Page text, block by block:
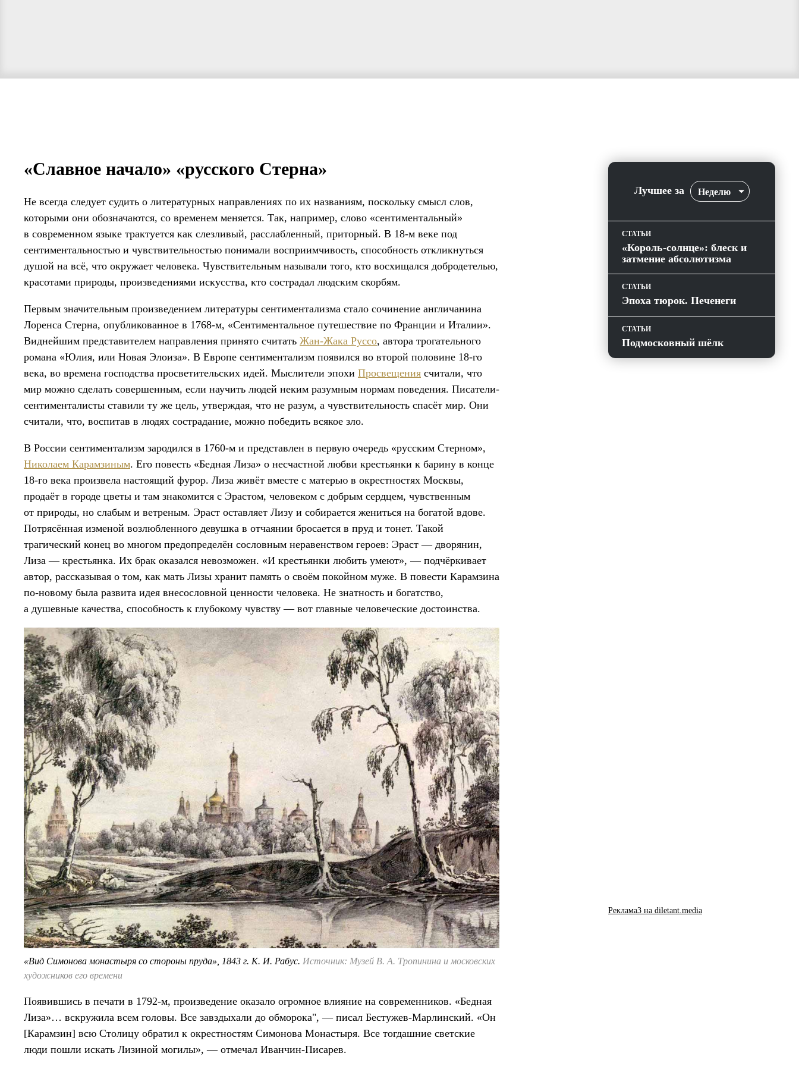
«Славное начало» «русского Стерна»
Не всегда следует судить о литературных направлениях по их названиям, поскольку смысл слов,
которыми они обозначаются, со временем меняется. Так, например, слово «сентиментальный»
в современном языке трактуется как слезливый, расслабленный, приторный. В 18-м веке под
сентиментальностью и чувствительностью понимали восприимчивость, способность откликнуться
душой на всё, что окружает человека. Чувствительным называли того, кто восхищался добродетелью,
красотами природы, произведениями искусства, кто сострадал людским скорбям.
Первым значительным произведением литературы сентиментализма стало сочинение англичанина
Лоренса Стерна, опубликованное в 1768-м, «Сентиментальное путешествие по Франции и Италии».
Виднейшим представителем направления принято считать Жан-Жака Руссо, автора трогательного
романа «Юлия, или Новая Элоиза». В Европе сентиментализм появился во второй половине 18-го
века, во времена господства просветительских идей. Мыслители эпохи Просвещения считали, что
мир можно сделать совершенным, если научить людей неким разумным нормам поведения. Писатели-
сентименталисты ставили ту же цель, утверждая, что не разум, а чувствительность спасёт мир. Они
считали, что, воспитав в людях сострадание, можно победить всякое зло.
В России сентиментализм зародился в 1760-м и представлен в первую очередь «русским Стерном»,
Николаем Карамзиным. Его повесть «Бедная Лиза» о несчастной любви крестьянки к барину в конце
18-го века произвела настоящий фурор. Лиза живёт вместе с матерью в окрестностях Москвы,
продаёт в городе цветы и там знакомится с Эрастом, человеком с добрым сердцем, чувственным
от природы, но слабым и ветреным. Эраст оставляет Лизу и собирается жениться на богатой вдове.
Потрясённая изменой возлюбленного девушка в отчаянии бросается в пруд и тонет. Такой
трагический конец во многом предопределён сословным неравенством героев: Эраст — дворянин,
Лиза — крестьянка. Их брак оказался невозможен. «И крестьянки любить умеют», — подчёркивает
автор, рассказывая о том, как мать Лизы хранит память о своём покойном муже. В повести Карамзина
по-новому была развита идея внесословной ценности человека. Не знатность и богатство,
а душевные качества, способность к глубокому чувству — вот главные человеческие достоинства.
«Вид Симонова монастыря со стороны пруда», 1843 г. К. И. Рабус. Источник: Музей В. А. Тропинина и московских
художников его времени
Появившись в печати в 1792-м, произведение оказало огромное влияние на современников. «Бедная
Лиза»… вскружила всем головы. Все завздыхали до обморока", — писал Бестужев-Марлинский. «Он
[Карамзин] всю Столицу обратил к окрестностям Симонова Монастыря. Все тогдашние светские
люди пошли искать Лизиной могилы», — отмечал Иванчин-Писарев.
Лучшее за Неделю
СТАТЬИ
«Король-солнце»: блеск и
затмение абсолютизма
СТАТЬИ
Эпоха тюрок. Печенеги
СТАТЬИ
Подмосковный шёлк
Реклама3 на diletant.media